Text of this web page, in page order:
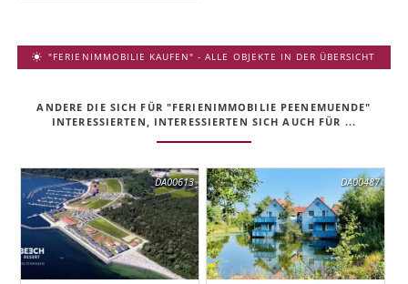
"FERIENIMMOBILIE KAUFEN" - ALLE OBJEKTE IN DER ÜBERSICHT
ANDERE DIE SICH FÜR "FERIENIMMOBILIE PEENEMUENDE"
INTERESSIERTEN, INTERESSIERTEN SICH AUCH FÜR ...
DA00613 DA00487